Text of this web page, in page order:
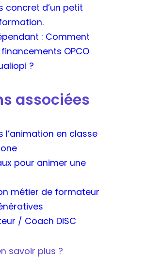
concret d’un petit
: Comment
OPCO
?
associées
l’animation en classe
pour animer une
métier de formateur
/ Coach DiSC
savoir plus ?